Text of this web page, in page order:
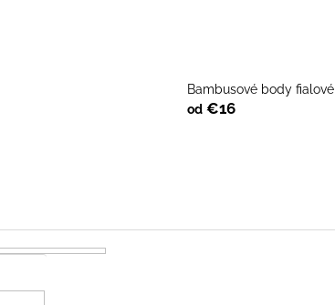
Bambusové body fialové
od €16
TRIKO NÁMORNÍCKE